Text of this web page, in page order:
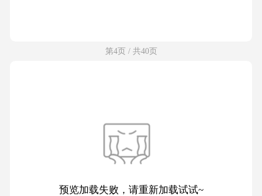
第4页 / 共40页
预览加载失败，请重新加载试试~